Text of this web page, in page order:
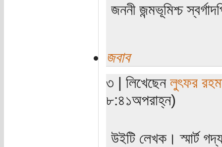
জননী জন্মভূমিশ্চ
জবাব
৩ | লিখেছেন লুৎফর
৮:৪১অপরাহ্ন)
উইটি লেখক। স্মার্ট